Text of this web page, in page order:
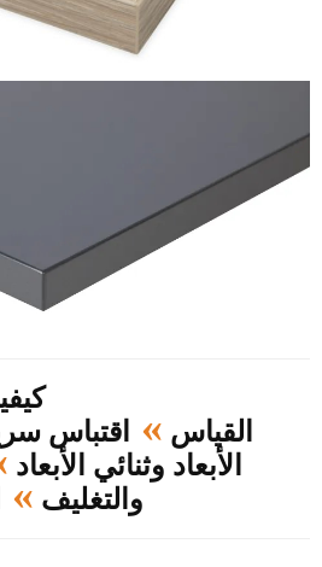
9.
القياس » اقتباس
الأبعاد وثنائي الأبعاد
والتغليف »